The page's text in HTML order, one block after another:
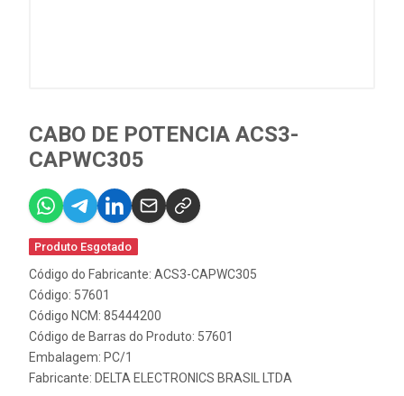
CABO DE POTENCIA ACS3-
CAPWC305
Produto Esgotado
Código do Fabricante: ACS3-CAPWC305
Código: 57601
Código NCM: 85444200
Código de Barras do Produto: 57601
Embalagem: PC/1
Fabricante: DELTA ELECTRONICS BRASIL LTDA